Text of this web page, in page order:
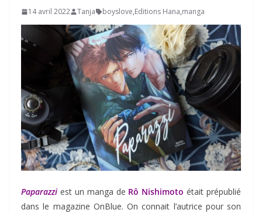
14 avril 2022 Tanja boyslove,Editions Hana,manga
Paparazzi est un manga de Rô Nishimoto était prépublié
dans le magazine OnBlue. On connait l’autrice pour son